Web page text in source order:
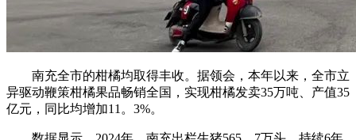
南充全市的柑橘均取得丰收。据领会，本年以来，全市立
异驱动鞭策柑橘果品畅销全国，实现柑橘发卖35万吨、产值35
亿元，同比均增加11。3%。